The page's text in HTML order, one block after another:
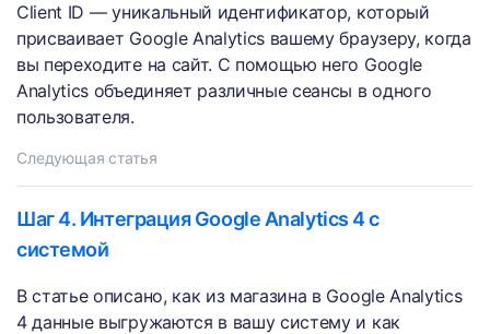
Client ID — уникальный идентификатор, который
присваивает Google Analytics вашему браузеру, когда
вы переходите на сайт. С помощью него Google
Analytics объединяет различные сеансы в одного
пользователя.
Следующая статья
Шаг 4. Интеграция Google Analytics 4 с
системой
В статье описано, как из магазина в Google Analytics
4 данные выгружаются в вашу систему и как